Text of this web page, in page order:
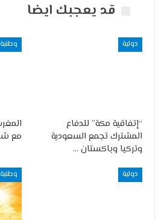
قد يعجبك ايضا
دولية
“إتفاقية مكة” للدفاع
المشترك تجمع السعودية
وتركيا وباكستان …
وطنية
مع
دولية وطنية